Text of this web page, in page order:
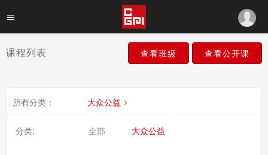
课程列表 查看班级 查看公开课
所有分类： 大众公益
分类: 全部 大众公益